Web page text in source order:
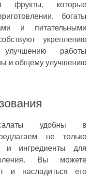
фрукты, которые
богаты
и питательными
укреплению
работы
и общему улучшению
удобны в
не только
и ингредиенты для
Вы можете
и насладиться его